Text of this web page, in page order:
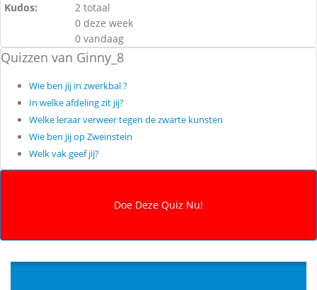
Kudos:
2 totaal
0 deze week
0 vandaag
Quizzen van Ginny_8
Wie ben jij in zwerkbal ?
In welke afdeling zit jij?
Welke leraar verweer tegen de zwarte kunsten
Wie ben jij op Zweinstein
Welk vak geef jij?